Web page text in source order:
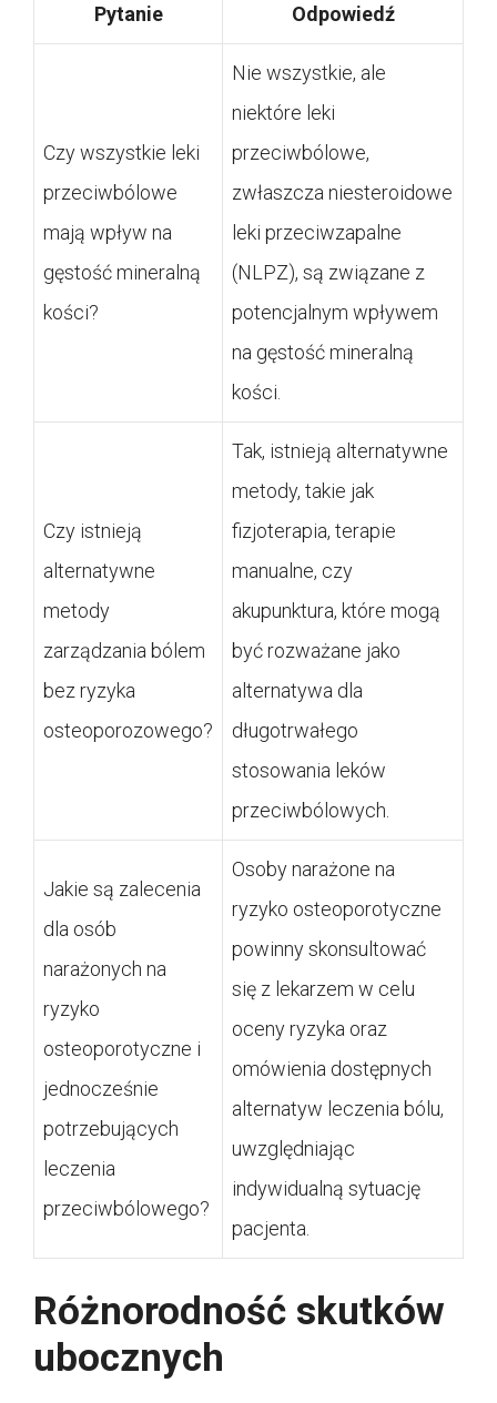
Pytanie Odpowiedź
Czy wszystkie leki
przeciwbólowe
mają wpływ na
gęstość mineralną
kości?
Nie wszystkie, ale
niektóre leki
przeciwbólowe,
zwłaszcza niesteroidowe
leki przeciwzapalne
(NLPZ), są związane z
potencjalnym wpływem
na gęstość mineralną
kości.
Czy istnieją
alternatywne
metody
zarządzania bólem
bez ryzyka
osteoporozowego?
Tak, istnieją alternatywne
metody, takie jak
fizjoterapia, terapie
manualne, czy
akupunktura, które mogą
być rozważane jako
alternatywa dla
długotrwałego
stosowania leków
przeciwbólowych.
Jakie są zalecenia
dla osób
narażonych na
ryzyko
osteoporotyczne i
jednocześnie
potrzebujących
leczenia
przeciwbólowego?
Osoby narażone na
ryzyko osteoporotyczne
powinny skonsultować
się z lekarzem w celu
oceny ryzyka oraz
omówienia dostępnych
alternatyw leczenia bólu,
uwzględniając
indywidualną sytuację
pacjenta.
Różnorodność skutków
ubocznych